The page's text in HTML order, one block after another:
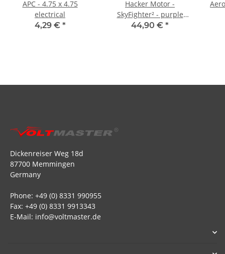
APC - 4.75 x 4.75
electrical
4,29 € *
Hacker Motor -
SkyFighter² - purple
edition - 650mm
44,90 € *
Dickenreiser Weg 18d
87700 Memmingen
Germany
Phone: +49 (0) 8331 990955
Fax: +49 (0) 8331 9913343
E-Mail: info@voltmaster.de